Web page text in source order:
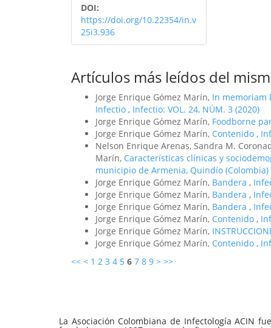
DOI:
https://doi.org/10.22354/in.v
25i3.936
Artículos más leídos del
Jorge Enrique Gómez Marín, In memoriam
Infectio , Infectio: VOL. 24, NÚM. 3 (2020)
Jorge Enrique Gómez Marín, Foodborne
Jorge Enrique Gómez Marín, Contenido ,
Nelson Enrique Arenas, Sandra M.
Marín, Características clínicas y
municipio de Armenia, Quindío (Colombia)
Jorge Enrique Gómez Marín, Bandera ,
Jorge Enrique Gómez Marín, Bandera ,
Jorge Enrique Gómez Marín, Bandera ,
Jorge Enrique Gómez Marín, Contenido ,
Jorge Enrique Gómez Marín,
Jorge Enrique Gómez Marín, Contenido ,
<< < 1 2 3 4 5 6 7 8 9 > >>
La Asociación Colombiana de Infectología ACIN fue